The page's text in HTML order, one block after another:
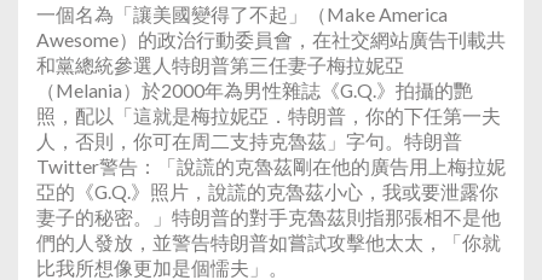
一個名為「讓美國變得了不起」（Make America
Awesome）的政治行動委員會，在社交網站廣告刊載共
和黨總統參選人特朗普第三任妻子梅拉妮亞
（Melania）於2000年為男性雜誌《G.Q.》拍攝的艷
照，配以「這就是梅拉妮亞．特朗普，你的下任第一夫
人，否則，你可在周二支持克魯茲」字句。特朗普
Twitter警告：「說謊的克魯茲剛在他的廣告用上梅拉妮
亞的《G.Q.》照片，說謊的克魯茲小心，我或要泄露你
妻子的秘密。」特朗普的對手克魯茲則指那張相不是他
們的人發放，並警告特朗普如嘗試攻擊他太太，「你就
比我所想像更加是個懦夫」。